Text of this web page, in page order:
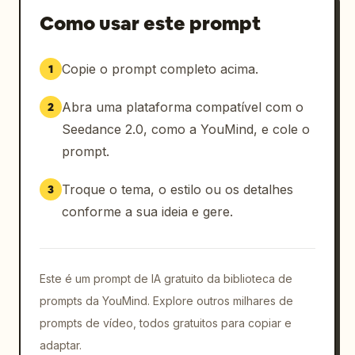
* Flocos de bonito dançando
* Chef girando takoyaki em alta velocidade
* Casais de yukata sorrindo
A música do festival aumenta ainda mais.
### [00:08–00:10]
Take em ângulo baixo olhando de dentro da
barraca. O chef continua cozinhando
calor da chapa de ferro é transmitido de
forma realista.
Como usar este prompt
1 Copie o prompt completo acima.
2
Abra uma plataforma compatível com o
Seedance 2.0, como a YouMind, e cole o
prompt.
3
Troque o tema, o estilo ou os detalhes
conforme a sua ideia e gere.
Este é um prompt de IA gratuito da biblioteca de
prompts da YouMind. Explore outros milhares de
prompts de vídeo, todos gratuitos para copiar e
adaptar.